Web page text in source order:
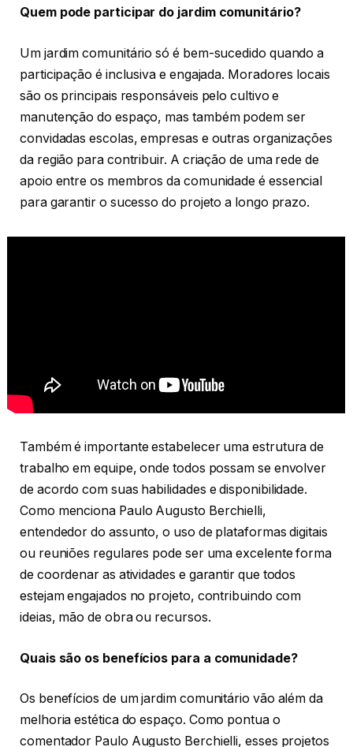
Quem pode participar do jardim comunitário?
Um jardim comunitário só é bem-sucedido quando a
participação é inclusiva e engajada. Moradores locais
são os principais responsáveis pelo cultivo e
manutenção do espaço, mas também podem ser
convidadas escolas, empresas e outras organizações
da região para contribuir. A criação de uma rede de
apoio entre os membros da comunidade é essencial
para garantir o sucesso do projeto a longo prazo.
Também é importante estabelecer uma estrutura de
trabalho em equipe, onde todos possam se envolver
de acordo com suas habilidades e disponibilidade.
Como menciona Paulo Augusto Berchielli,
entendedor do assunto, o uso de plataformas digitais
ou reuniões regulares pode ser uma excelente forma
de coordenar as atividades e garantir que todos
estejam engajados no projeto, contribuindo com
ideias, mão de obra ou recursos.
Quais são os benefícios para a comunidade?
Os benefícios de um jardim comunitário vão além da
melhoria estética do espaço. Como pontua o
comentador Paulo Augusto Berchielli, esses projetos